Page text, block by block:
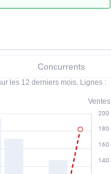
Concurrents
les 12 derniers mois. Lignes :
Ventes